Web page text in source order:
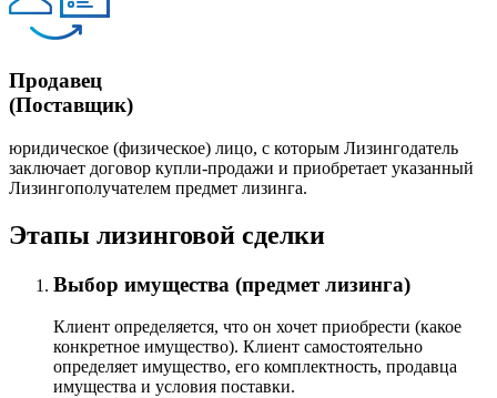
Продавец
(Поставщик)
юридическое (физическое) лицо, с которым Лизингодатель
заключает договор купли-продажи и приобретает указанный
Лизингополучателем предмет лизинга.
Этапы лизинговой сделки
Выбор имущества (предмет лизинга)
Клиент определяется, что он хочет приобрести (какое
конкретное имущество). Клиент самостоятельно
определяет имущество, его комплектность, продавца
имущества и условия поставки.